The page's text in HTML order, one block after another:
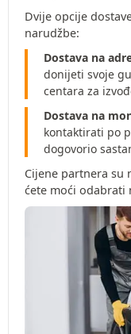
Dvije opcije
narudžbe:
Dostava na
donijeti svoje
centara za
Dostava na
kontaktirati po
dogovorio
Cijene partnera su
ćete moći